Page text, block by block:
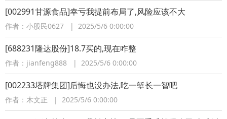
[002991甘源食品]幸亏我提前布局了,风险应该不大
作者：小股民0627 | 2025/5/6 0:00:00
[688231隆达股份]18.7买的,现在咋整
作者：jianfeng888 | 2025/5/6 0:00:00
[002233塔牌集团]后悔也没办法,吃一堑长一智吧
作者：木文正 | 2025/5/6 0:00:00